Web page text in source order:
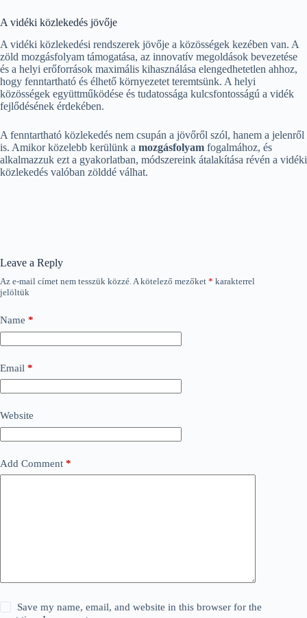
A vidéki közlekedés jövője
A vidéki közlekedési rendszerek jövője a közösségek kezében van. A
zöld mozgásfolyam támogatása, az innovatív megoldások bevezetése
és a helyi erőforrások maximális kihasználása elengedhetetlen ahhoz,
hogy fenntartható és élhető környezetet teremtsünk. A helyi
közösségek együttműködése és tudatossága kulcsfontosságú a vidék
fejlődésének érdekében.
A fenntartható közlekedés nem csupán a jövőről szól, hanem a jelenről
is. Amikor közelebb kerülünk a mozgásfolyam fogalmához, és
alkalmazzuk ezt a gyakorlatban, módszereink átalakítása révén a vidéki
közlekedés valóban zölddé válhat.
Leave a Reply
Az e-mail címet nem tesszük közzé.A kötelező mezőket * karakterrel
jelöltük
Name *
Email *
Website
Add Comment *
Save my name, email, and website in this browser for the